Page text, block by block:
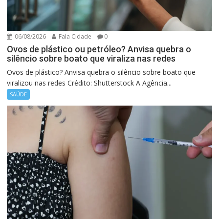
06/08/2026 Fala Cidade 0
Ovos de plástico ou petróleo? Anvisa quebra o
silêncio sobre boato que viraliza nas redes
Ovos de plástico? Anvisa quebra o silêncio sobre boato que
viralizou nas redes Crédito: Shutterstock A Agência...
SAÚDE